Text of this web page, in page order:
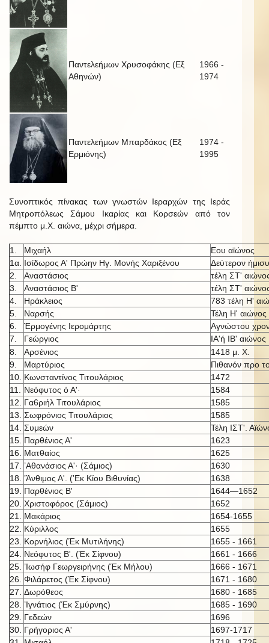
Παντελεήμων Χρυσοφάκης (Εξ
Αθηνών)
1966 -
1974
Παντελεήμων Μπαρδάκος (Εξ
Ερμιόνης)
1974 -
1995
Συνοπτικός πίνακας των γνωστών Ιεραρχών της Ιεράς
Μητροπόλεως Σάμου Ικαρίας και Κορσεών από τον
πέμπτο μ.Χ. αιώνα, μέχρι σήμερα.
1. Μιχαήλ
Εου αϊώνος
1α. Ισίδωρος Α' Πρώην Ηγ. Μονής Χαριξένου
Δεύτερον
2.
Αναστάσιος
τέλη ΣΤ'
3.
Αναστάσιος Β'
τέλη ΣΤ'
4.
Ηράκλειος
783 τέλη Η'
5.
Ναρσής
Τέλη Η' αιώνος
6.
Έρμογένης Ιερομάρτης
Αγνώστου
7.
Γεώργιος ΙΑ'ή IB' αιώνος
8.
Αρσένιος
1418 μ. X.
9.
Μαρτύριος
Πιθανόν προ
10. Κωνσταντίνος Τιτουλάριος
1472
11.
Νεόφυτος ό Α'·
1584
12.
Γα6ριήλ Τιτουλάριος
1585
13. Σωφρόνιος Τιτουλάριος
1585
14. Συμεών
Τέλη ΙΣΤ'.
15. Παρθένιος Α'
1623
16.
Ματθαίος
1625
17.
’Αθανάσιος Α'· (Σάμιος)
1630
18.
’Άνθιμος Α'. (’Εκ Κίου Βιθυνίας)
1638
19. Παρθένιος Β'
1644—1652
20. Χριστοφόρος (Σάμιος)
1652
21.
Μακάριος
1654-1655
22.
Κύριλλος
1655
23.
Κορνήλιος (Έκ Μυτιλήνης)
1655 - 1661
24. Νεόφυτος Β'. (Έκ Σίφνου)
1661 - 1666
25. ’Ιωσήφ Γεωργειρήνης (Έκ Μήλου)
1666 - 1671
26. Φιλάρετος (Έκ Σίφνου)
1671 - 1680
27. Δωρόθεος
1680 - 1685
28.
’Ιγνάτιος (Έκ Σμύρνης)
1685 - 1690
29. Γεδεών
1696
30. Γρήγοριος Α'
1697-1717